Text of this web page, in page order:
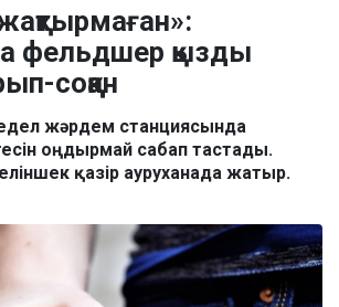
News
фельдшер қызды
соққан
жәрдем станциясында
оңдырмай сабап тастады.
қазір ауруханада жатыр.